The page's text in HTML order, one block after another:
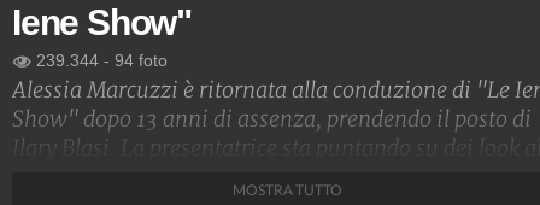
Iene Show"
239.344 - 94 foto
Alessia Marcuzzi è ritornata alla conduzione di "Le
Show" dopo 13 anni di assenza, prendendo il posto di
Ilary Blasi. La presentatrice sta puntando su dei look
MOSTRA TUTTO